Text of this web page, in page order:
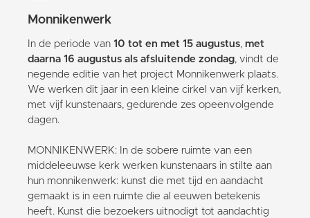
Monnikenwerk
In de periode van 10 tot en met 15 augustus, met
daarna 16 augustus als afsluitende zondag, vindt de
negende editie van het project Monnikenwerk plaats.
We werken dit jaar in een kleine cirkel van vijf kerken,
met vijf kunstenaars, gedurende zes opeenvolgende
dagen.
MONNIKENWERK: In de sobere ruimte van een
middeleeuwse kerk werken kunstenaars in stilte aan
hun monnikenwerk: kunst die met tijd en aandacht
gemaakt is in een ruimte die al eeuwen betekenis
heeft. Kunst die bezoekers uitnodigt tot aandachtig